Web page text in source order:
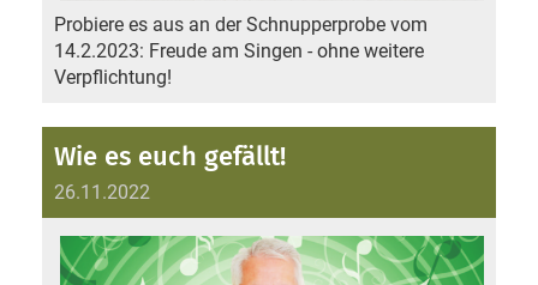
Probiere es aus an der Schnupperprobe vom
14.2.2023: Freude am Singen - ohne weitere
Verpflichtung!
Wie es euch gefällt!
26.11.2022